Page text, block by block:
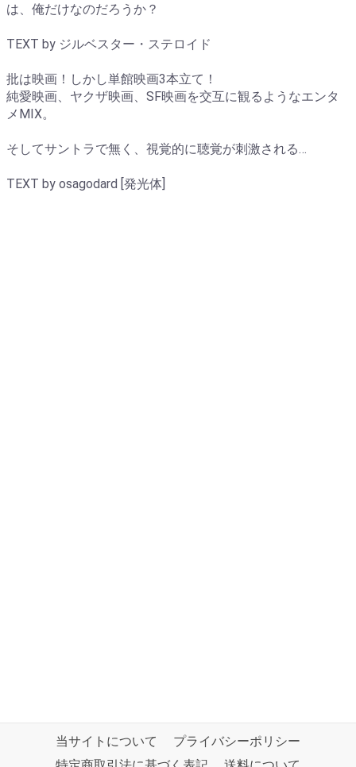
は、俺だけなのだろうか？
TEXT by ジルベスター・ステロイド
批は映画！しかし単館映画3本立て！
純愛映画、ヤクザ映画、SF映画を交互に観るようなエンタ
メMIX。
そしてサントラで無く、視覚的に聴覚が刺激される…
TEXT by osagodard [発光体]
当サイトについて
プライバシーポリシー